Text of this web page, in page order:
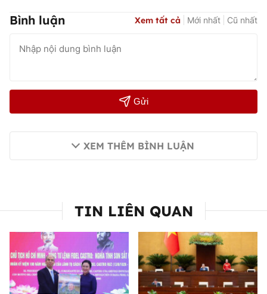
Bình luận Xem tất cả Mới nhất Cũ nhất
Gửi
XEM THÊM BÌNH LUẬN
TIN LIÊN QUAN